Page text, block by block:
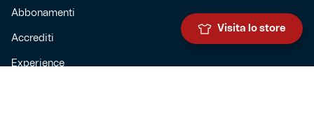
Abbonamenti
Accrediti
Experience
Visita lo store